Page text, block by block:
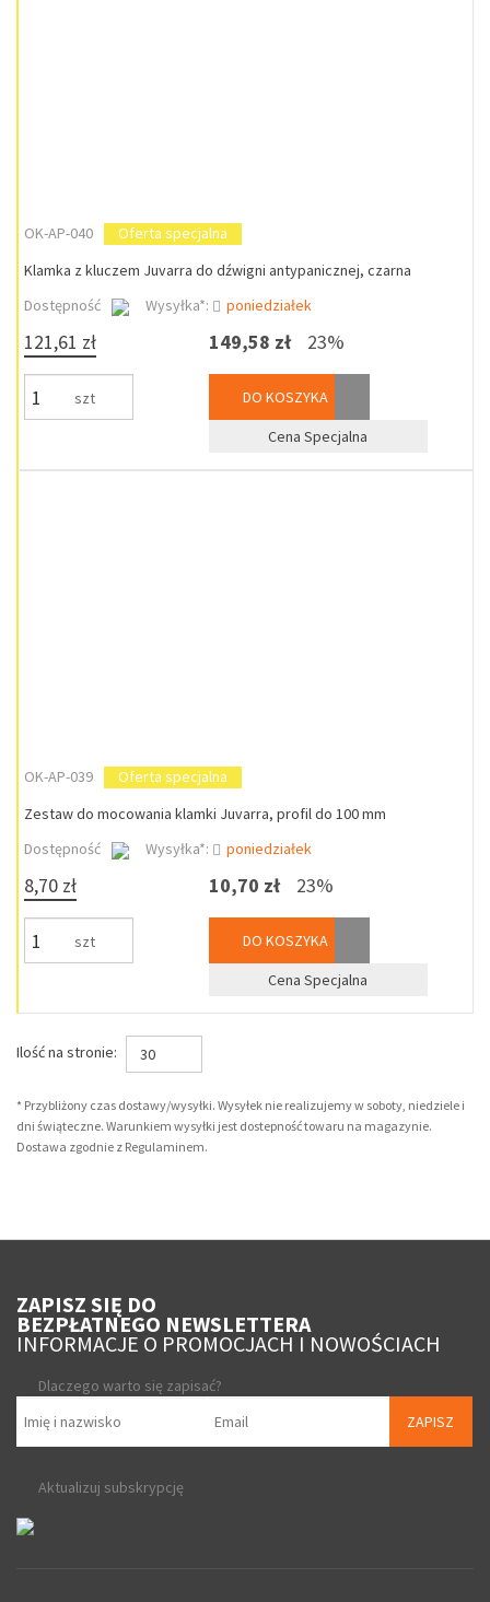
OK-AP-040
Oferta specjalna
Klamka z kluczem Juvarra do dźwigni antypanicznej, czarna
Dostępność
Wysyłka*: poniedziałek
121,61 zł
szt
149,58 zł 23%
DO KOSZYKA
Cena Specjalna
OK-AP-039
Oferta specjalna
Zestaw do mocowania klamki Juvarra, profil do 100 mm
Dostępność
Wysyłka*: poniedziałek
8,70 zł
szt
10,70 zł 23%
DO KOSZYKA
Cena Specjalna
Ilość na stronie: 30
* Przybliżony czas dostawy/wysyłki. Wysyłek nie realizujemy w soboty, niedziele i
dni świąteczne. Warunkiem wysyłki jest dostepność towaru na magazynie.
Dostawa zgodnie z Regulaminem.
ZAPISZ SIĘ DO
BEZPŁATNEGO NEWSLETTERA
INFORMACJE O PROMOCJACH I NOWOŚCIACH
Dlaczego warto się zapisać?
ZAPISZ
Aktualizuj subskrypcję